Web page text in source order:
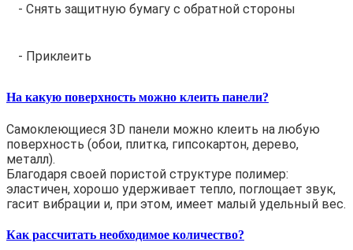
- Снять защитную бумагу с обратной стороны
- Приклеить
На какую поверхность можно клеить панели?
Самоклеющиеся 3D панели можно клеить на любую
поверхность (обои, плитка, гипсокартон, дерево,
металл).
Благодаря своей пористой структуре полимер:
эластичен, хорошо удерживает тепло, поглощает звук,
гасит вибрации и, при этом, имеет малый удельный вес.
Как рассчитать необходимое количество?